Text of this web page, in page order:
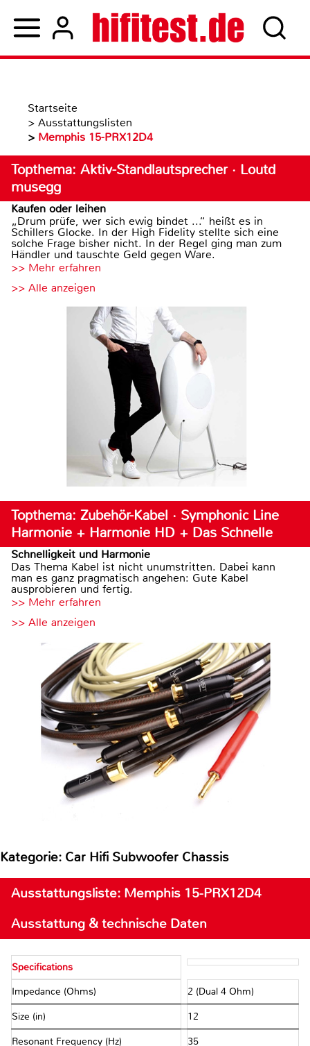
Startseite
> Ausstattungslisten
> Memphis 15-PRX12D4
Topthema: Aktiv-Standlautsprecher · Loutd
musegg
Kaufen oder leihen
„Drum prüfe, wer sich ewig bindet ...“ heißt es in
Schillers Glocke. In der High Fidelity stellte sich eine
solche Frage bisher nicht. In der Regel ging man zum
Händler und tauschte Geld gegen Ware.
>> Mehr erfahren
>> Alle anzeigen
Topthema: Zubehör-Kabel · Symphonic Line
Harmonie + Harmonie HD + Das Schnelle
Schnelligkeit und Harmonie
Das Thema Kabel ist nicht unumstritten. Dabei kann
man es ganz pragmatisch angehen: Gute Kabel
ausprobieren und fertig.
>> Mehr erfahren
>> Alle anzeigen
Kategorie: Car Hifi Subwoofer Chassis
Ausstattungsliste: Memphis 15-PRX12D4
Ausstattung & technische Daten
Specifications
Impedance (Ohms) 2 (Dual 4 Ohm)
Size (in) 12
Resonant Frequency (Hz) 35